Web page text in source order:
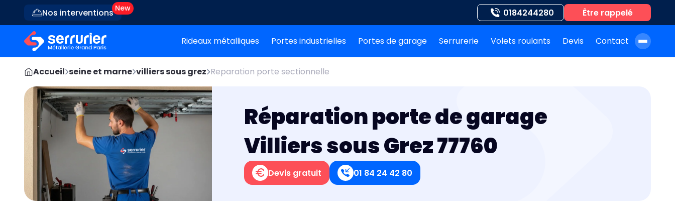
Nos interventions 0184244280 Être rappelé
Rideaux métalliques Portes industrielles Portes de garage Serrurerie Volets roulants Devis Contact
Accueil seine et marne villiers sous grez Reparation porte sectionnelle
Réparation porte de garage
Villiers sous Grez 77760
Devis gratuit 01 84 24 42 80